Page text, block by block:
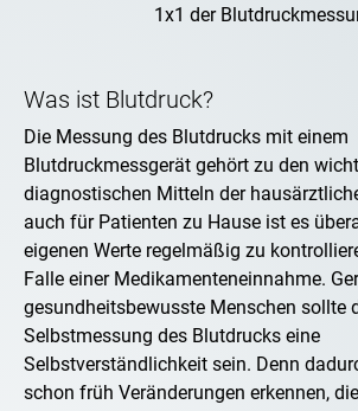
1x1 der
Was ist Blutdruck?
Die Messung des Blutdrucks mit einem
Blutdruckmessgerät gehört zu den
diagnostischen Mitteln der
auch für Patienten zu Hause ist es
eigenen Werte regelmäßig zu
Falle einer Medikamenteneinnahme.
gesundheitsbewusste Menschen sollte
Selbstmessung des Blutdrucks eine
Selbstverständlichkeit sein. Denn
schon früh Veränderungen erkennen,